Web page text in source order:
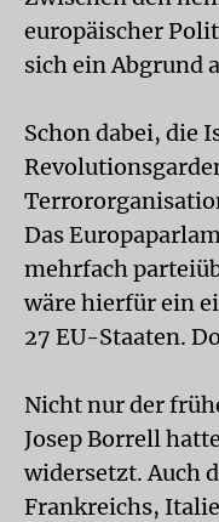
europäischer
sich ein Abgrund
Schon dabei, die
Das
mehrfach
wäre hierfür ein
27 EU-Staaten.
Nicht nur der
Josep Borrell
widersetzt. Auch
Frankreichs,